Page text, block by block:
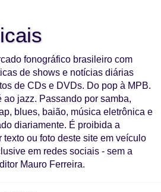
fonográfico brasileiro com
de shows e notícias diárias
de CDs e DVDs. Do pop à MPB.
ao jazz. Passando por samba,
blues, baião, música eletrônica e
diariamente. É proibida a
ou foto deste site em veículo
em redes sociais - sem a
Mauro Ferreira.